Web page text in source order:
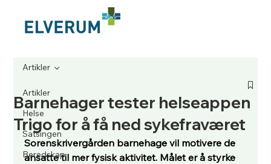
Artikler
Helse
Satsingen
Beredskap
Artikler
Barnehager tester helseappen
Trigo for å få ned sykefraværet
Sorenskrivergården barnehage vil motivere de
ansatte til mer fysisk aktivitet. Målet er å styrke